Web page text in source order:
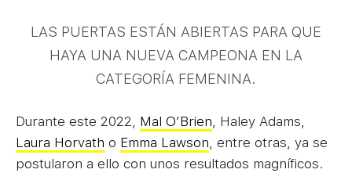
LAS PUERTAS ESTÁN ABIERTAS PARA QUE
HAYA UNA NUEVA CAMPEONA EN LA
CATEGORÍA FEMENINA.
Durante este 2022, Mal O’Brien, Haley Adams,
Laura Horvath o Emma Lawson, entre otras, ya se
postularon a ello con unos resultados magníficos.